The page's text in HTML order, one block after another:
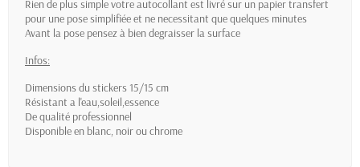
Rien de plus simple votre autocollant est livré sur un papier transfert
pour une pose simplifiée et ne necessitant que quelques minutes
Avant la pose pensez à bien degraisser la surface
Infos:
Dimensions du stickers 15/15 cm
Résistant a l'eau,soleil,essence
De qualité professionnel
Disponible en blanc, noir ou chrome